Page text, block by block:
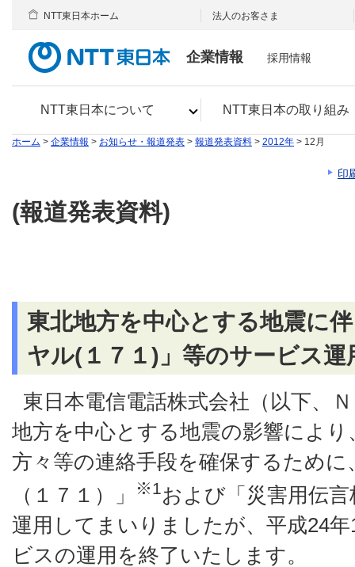
企業情報
NTT東日本について NTT東日本の取り組み
NTT東日本ホーム 法人のお客さま
採用情報
ホーム > 企業情報 > お知らせ・報道発表 > 報道発表資料 > 2012年 > 12月
印
(報道発表資料)
東北地方を中心とする地震に
ヤル(１７１)」等のサービス
東日本電信電話株式会社（以下、
地方を中心とする地震の影響によ
方々等の連絡手段を確保するため
（１７１）」
※1および「災害用伝
運用してまいりましたが、平成24
ビスの運用を終了いたします。